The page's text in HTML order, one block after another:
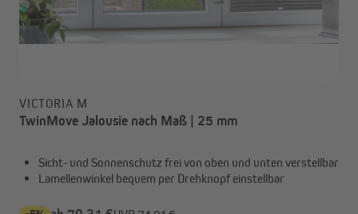
VICTORIA M
TwinMove Jalousie nach Maß | 25 mm
Sicht- und Sonnenschutz frei von oben und unten verstellbar
Lamellenwinkel bequem per Drehknopf einstellbar